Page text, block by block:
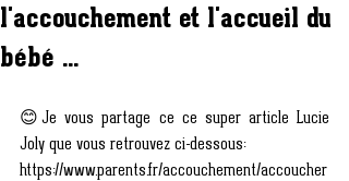
l'accouchement et l'accueil du
bébé ...
😊Je vous partage ce ce super article Lucie
Joly que vous retrouvez ci-dessous:
https://www.parents.fr/accouchement/accoucher